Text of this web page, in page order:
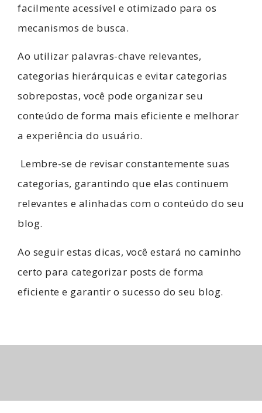
facilmente acessível e otimizado para os
mecanismos de busca.
Ao utilizar palavras-chave relevantes,
categorias hierárquicas e evitar categorias
sobrepostas, você pode organizar seu
conteúdo de forma mais eficiente e melhorar
a experiência do usuário.
Lembre-se de revisar constantemente suas
categorias, garantindo que elas continuem
relevantes e alinhadas com o conteúdo do seu
blog.
Ao seguir estas dicas, você estará no caminho
certo para categorizar posts de forma
eficiente e garantir o sucesso do seu blog.